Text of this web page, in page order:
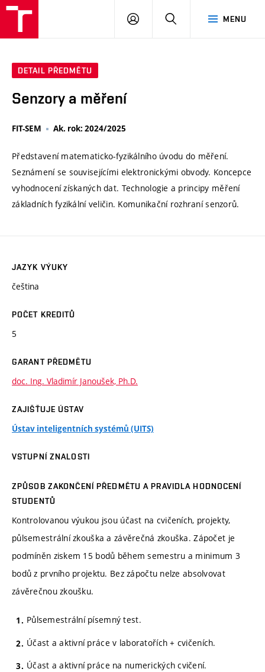
MENU
PŘIHLÁSIT
DETAIL PŘEDMĚTU
Senzory a měření
FIT-SEM Ak. rok: 2024/2025
Představení matematicko-fyzikálního úvodu do měření.
Seznámení se souvisejícími elektronickými obvody. Koncepce
vyhodnocení získaných dat. Technologie a principy měření
základních fyzikální veličin. Komunikační rozhraní senzorů.
JAZYK VÝUKY
čeština
POČET KREDITŮ
5
GARANT PŘEDMĚTU
doc. Ing. Vladimír Janoušek, Ph.D.
ZAJIŠŤUJE ÚSTAV
Ústav inteligentních systémů (UITS)
VSTUPNÍ ZNALOSTI
ZPŮSOB ZAKONČENÍ PŘEDMĚTU A PRAVIDLA HODNOCENÍ
STUDENTŮ
Kontrolovanou výukou jsou účast na cvičeních, projekty,
půlsemestrální zkouška a závěrečná zkouška. Zápočet je
podmíněn ziskem 15 bodů během semestru a minimum 3
bodů z prvního projektu. Bez zápočtu nelze absolvovat
závěrečnou zkoušku.
Půlsemestrální písemný test.
Účast a aktivní práce v laboratořích + cvičeních.
Účast a aktivní práce na numerických cvičení.